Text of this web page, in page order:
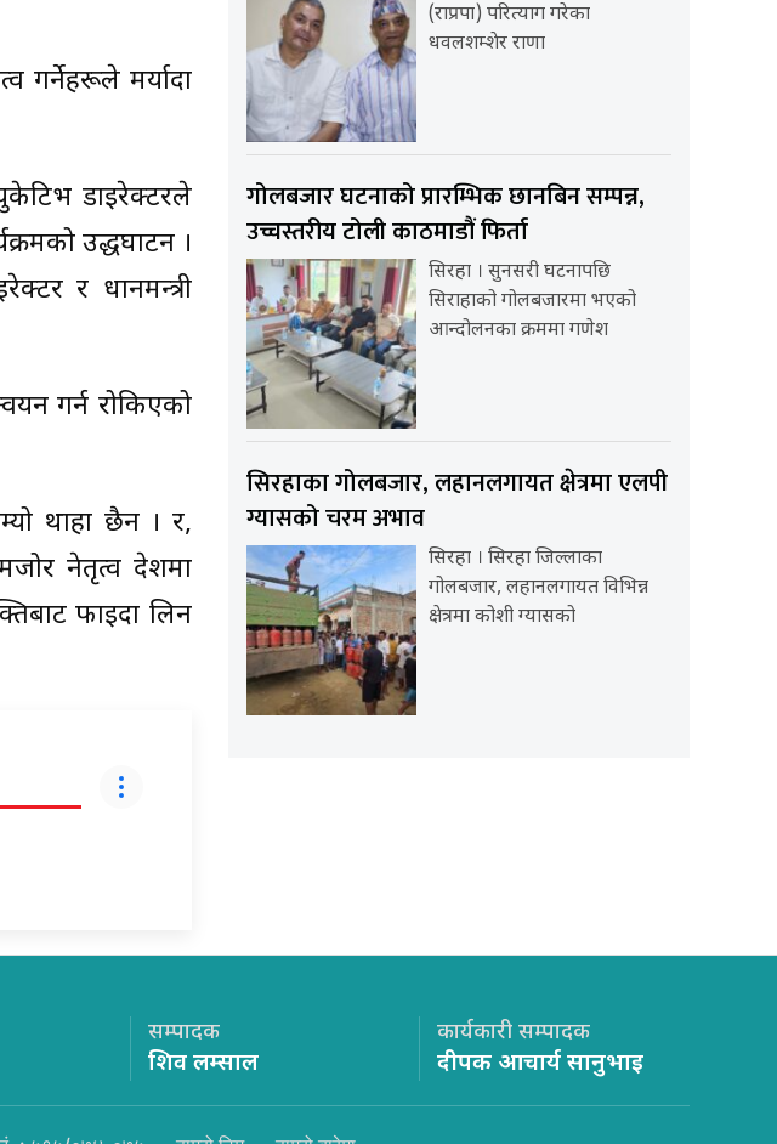
गर्नेहरूले मर्यादा
डाइरेक्टरले
उद्धघाटन ।
र प्रधानमन्त्री
गर्न रोकिएको
थाहा छैन । र,
नेतृत्व देशमा
फाइदा लिन
(राप्रपा) परित्याग गरेका
धवलशम्शेर राणा
गोलबजार घटनाको प्रारम्भिक छानबिन सम्पन्न,
उच्चस्तरीय टोली काठमाडौं फिर्ता
सिरहा । सुनसरी घटनापछि
सिराहाको गोलबजारमा भएको
आन्दोलनका क्रममा गणेश
सिरहाका गोलबजार, लहानलगायत क्षेत्रमा एलपी
ग्यासको चरम अभाव
सिरहा । सिरहा जिल्लाका
गोलबजार, लहानलगायत विभिन्न
क्षेत्रमा कोशी ग्यासको
सम्पादक
शिव लम्साल
कार्यकारी सम्पादक
दीपक आचार्य सानुभाइ